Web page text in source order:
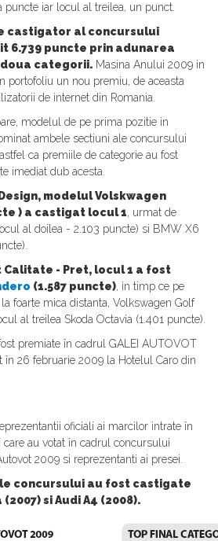
puncte iar locul al treilea, un punct.
castigator al concursului
6.739 puncte prin adunarea
categorii. Masina Anului 2009 in
portofoliu un nou premiu, de aceasta
de internet din Romania.
modelul de pe prima pozitie in
ambele sectiuni ale concursului
ca premiile de categorie au fost
imediat dub acesta.
modelul Volskwagen
) a castigat locul 1, urmat de
al doilea - 2.103 puncte) si BMW X6
- Pret, locul 1 a fost
(1.587 puncte), in timp ce pe
foarte mica distanta, Volkswagen Golf
al treilea Skoda Octavia (1.401 puncte).
premiate în cadrul GALEI AUTOVOT
în 26 februarie 2009 la Hotelul Caro din
oficiali ai marcilor intrate în
au votat în cadrul concursului
2009 si reprezentanti ai presei.
concursului au fost castigate
si Audi A4 (2008).